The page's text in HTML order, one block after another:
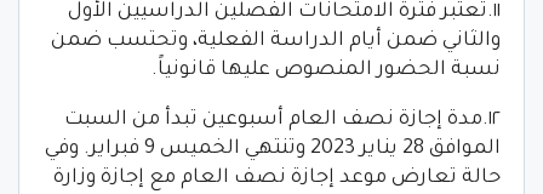
١١.تعتبر فترة الامتحانات الفصلين الدراسيين الأول
والثاني ضمن أيام الدراسة الفعلية، وتحتسب ضمن
نسبة الحضور المنصوص عليها قانونياً.
١٢.مدة إجازة نصف العام أسبوعين تبدأ من السبت
الموافق 28 يناير 2023 وتنتهي الخميس 9 فبراير. وفي
حالة تعارض موعد إجازة نصف العام مع إجازة وزارة